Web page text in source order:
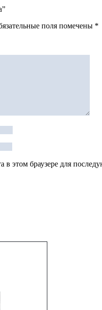
поля помечены *
в этом браузере для